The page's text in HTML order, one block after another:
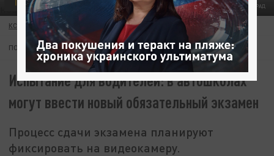
ФОТО: ЦАРЬГРАД
КСЕНИЯ ТУЛЯКОВА 09 ИЮНЯ 01:37
ПОДПИШИТЕСЬ:
Испытание для водителей: в автошколах
могут ввести новый обязательный экзамен
Процесс сдачи экзамена планируют
фиксировать на видеокамеру.